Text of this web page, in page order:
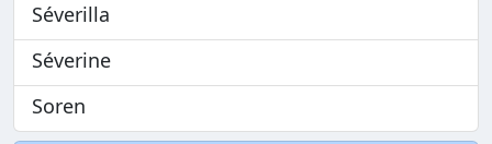
Séverilla
Séverine
Soren